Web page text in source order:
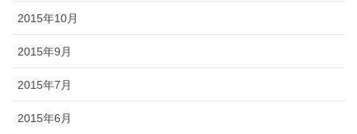
2015年10月
2015年9月
2015年7月
2015年6月